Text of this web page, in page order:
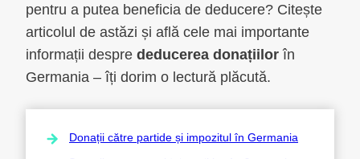
pentru a putea beneficia de deducere? Citește
articolul de astăzi și află cele mai importante
informații despre deducerea donațiilorîn
Germania – îți dorim o lectură plăcută.
Donații către partide și impozitul în Germania